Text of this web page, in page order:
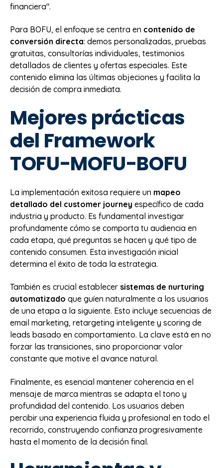
financiera".
Para BOFU, el enfoque se centra en contenido de
conversión directa: demos personalizadas, pruebas
gratuitas, consultorías individuales, testimonios
detallados de clientes y ofertas especiales. Este
contenido elimina las últimas objeciones y facilita la
decisión de compra inmediata.
Mejores prácticas
del Framework
TOFU-MOFU-BOFU
La implementación exitosa requiere un mapeo
detallado del customer journey específico de cada
industria y producto. Es fundamental investigar
profundamente cómo se comporta tu audiencia en
cada etapa, qué preguntas se hacen y qué tipo de
contenido consumen. Esta investigación inicial
determina el éxito de toda la estrategia.
También es crucial establecer sistemas de nurturing
automatizado que guíen naturalmente a los usuarios
de una etapa a la siguiente. Esto incluye secuencias de
email marketing, retargeting inteligente y scoring de
leads basado en comportamiento. La clave está en no
forzar las transiciones, sino proporcionar valor
constante que motive el avance natural.
Finalmente, es esencial mantener coherencia en el
mensaje de marca mientras se adapta el tono y
profundidad del contenido. Los usuarios deben
percibir una experiencia fluida y profesional en todo el
recorrido, construyendo confianza progresivamente
hasta el momento de la decisión final.